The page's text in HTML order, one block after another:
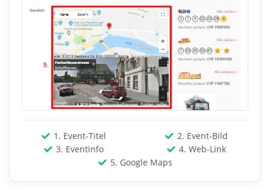
1. Event-Titel
2. Event-Bild
3. Eventinfo
4. Web-Link
5. Google Maps